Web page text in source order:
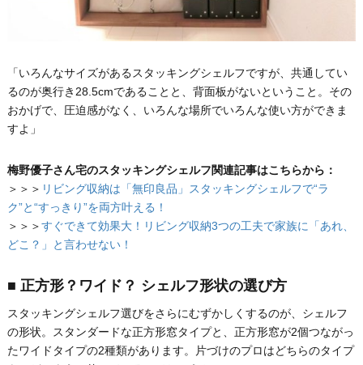
「いろんなサイズがあるスタッキングシェルフですが、共通してい
るのが奥行き28.5cmであることと、背面板がないということ。その
おかげで、圧迫感がなく、いろんな場所でいろんな使い方ができま
すよ」
梅野優子さん宅のスタッキングシェルフ関連記事はこちらから：
＞＞＞ リビング収納は「無印良品」スタッキングシェルフで“ラ
ク”と“すっきり”を両方叶える！
＞＞＞すぐできて効果大！リビング収納3つの工夫で家族に「あれ、
どこ？」と言わせない！
■ 正方形？ワイド？ シェルフ形状の選び方
スタッキングシェルフ選びをさらにむずかしくするのが、シェルフ
の形状。スタンダードな正方形窓タイプと、正方形窓が2個つながっ
たワイドタイプの2種類があります。片づけのプロはどちらのタイプ